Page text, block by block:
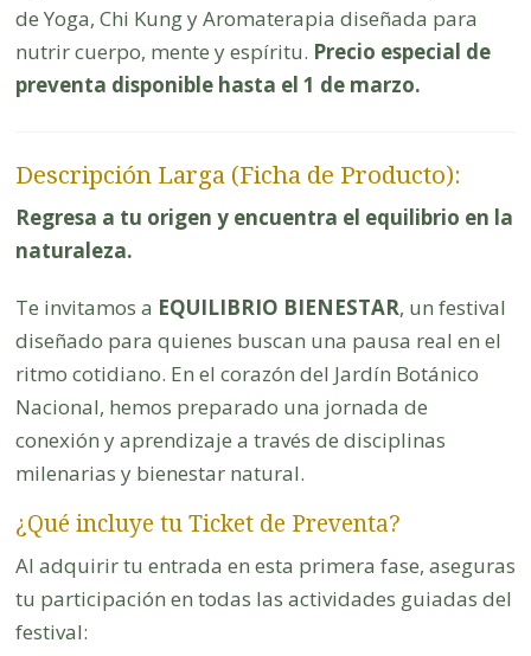
de Yoga, Chi Kung y Aromaterapia diseñada para
nutrir cuerpo, mente y espíritu. Precio especial de
preventa disponible hasta el 1 de marzo.
Descripción Larga (Ficha de Producto):
Regresa a tu origen y encuentra el equilibrio en la
naturaleza.
Te invitamos a EQUILIBRIO BIENESTAR, un festival
diseñado para quienes buscan una pausa real en el
ritmo cotidiano. En el corazón del Jardín Botánico
Nacional, hemos preparado una jornada de
conexión y aprendizaje a través de disciplinas
milenarias y bienestar natural.
¿Qué incluye tu Ticket de Preventa?
Al adquirir tu entrada en esta primera fase, aseguras
tu participación en todas las actividades guiadas del
festival: